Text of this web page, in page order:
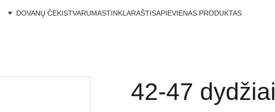
DOVANŲ ČEKISTVARUMASTINKLARAŠTISAPIEVIENAS PRODUKTAS
42-47 dydžiai